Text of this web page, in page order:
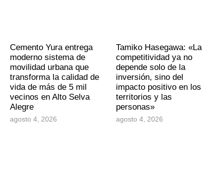
Cemento Yura entrega
moderno sistema de
movilidad urbana que
transforma la calidad de
vida de más de 5 mil
vecinos en Alto Selva
Alegre
agosto 4, 2026
Tamiko Hasegawa: «La
competitividad ya no
depende solo de la
inversión, sino del
impacto positivo en los
territorios y las
personas»
agosto 4, 2026